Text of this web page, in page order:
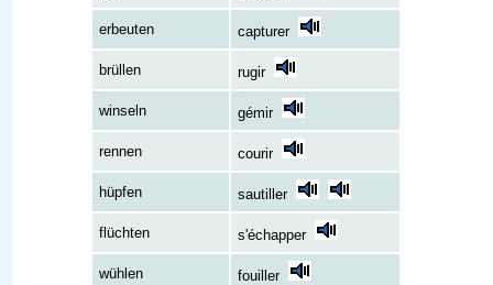
erbeuten capturer
brüllen rugir
winseln gémir
rennen courir
hüpfen sautiller
flüchten s'échapper
wühlen fouiller